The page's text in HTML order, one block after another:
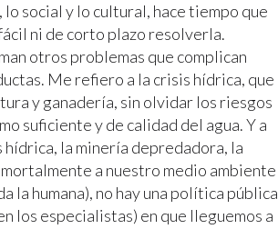
social y lo cultural, hace tiempo que
ni de corto plazo resolverla.
otros problemas que complican
Me refiero a la crisis hídrica, que
y ganadería, sin olvidar los riesgos
suficiente y de calidad del agua. Y a
la minería depredadora, la
a nuestro medio ambiente
la humana), no hay una política pública
los especialistas) en que lleguemos a